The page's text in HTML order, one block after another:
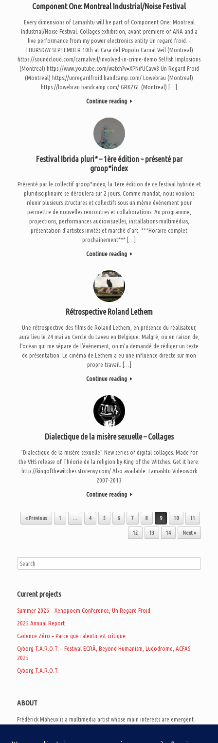
Component One: Montreal Industrial/Noise Festival
Every dimensions of Lamashtu will be part of Component One: Montreal
Industrial/Noise Festival. Collages exhibition, avant-premiere of ANA and a
live performance from my power electronics entity Un regard froid. -
THURSDAY SEPTEMBER 10th at Casa del Popolo Carnal Veil (Montreal)
https://soundcloud.com/carnalveil/involved-in-crime-demo Selfish Implosions
(Montreal) https://www.youtube.com/watch?v=XPNifUCavv8 Un Regard Froid
(Montreal) https://unregardfroid.bandcamp.com/ Lowebrau (Montreal)
https://lowebrau.bandcamp.com/ GRKZGL (Montreal) […]
Continue reading
Festival Ibrida pluri* – 1ère édition – présenté par
groop*index
Présenté par le collectif groop*index, la 1ère édition de ce festival hybride et
pluridisciplinaire se déroulera sur 2 jours. Comme mandat, nous voulons
réunir plusieurs structures et collectifs sous un même événement pour
permettre de nouvelles rencontres et collaborations. Au programme,
projections, performances audiovisuelles, installations multimédias,
présentation d’artistes invités et marché d’art. ***Horaire complet
prochainement*** […]
Continue reading
Rétrospective Roland Lethem
Une rétrospective des films de Roland Lethem, en présence du réalisateur,
aura lieu le 24 mai au Cercle du Laveu en Belgique. Malgré, ou en raison de,
l’océan qui me sépare de l’événement, on m’a demandé de rédiger un texte
de présentation. Le cinéma de Lethem a eu une influence directe sur mon
propre travail. […]
Continue reading
Dialectique de la misère sexuelle – Collages
“Dialectique de la misère sexuelle” New series of digital collages. Made for
the VHS release of Théorie de la religion by King of the Witches. Get it here:
http://kingofthewitches.storenvy.com/ Also available: Lamashtu Videowork
2007-2013
Continue reading
Post navigation
« Previous 1 … 4 5 6 7 8 9 10 11
12 13 14 Next »
Current projects
Summer 2026 – Xenopoem Conference, Un Regard Froid
2025 Annual Report
Cadence Zéro – Parce que ralentir est critique
Cyborg T.A.R.O.T. – Festival ECRÃ, Beyond Humanism, Ludodrome, ACFAS
2025
Cyborg T.A.R.O.T.
ABOUT
Frédérick Maheux is a multimedia artist whose main interests are emergent